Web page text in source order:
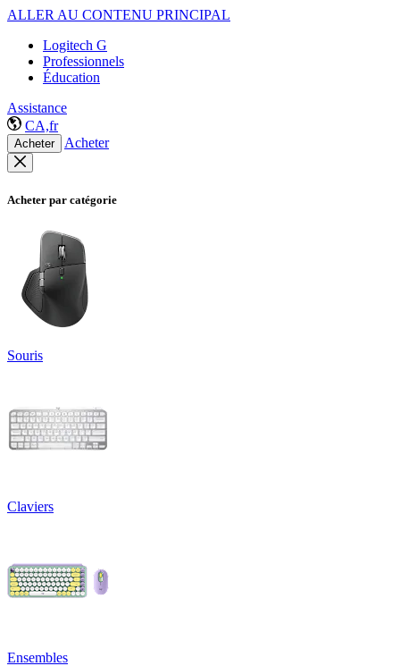
ALLER AU CONTENU PRINCIPAL
Logitech G
Professionnels
Éducation
Assistance
CA,fr
Acheter Acheter
Acheter par catégorie
Souris
Claviers
Ensembles